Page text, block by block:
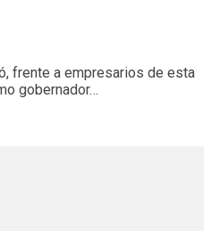
frente a empresarios de esta
gobernador…